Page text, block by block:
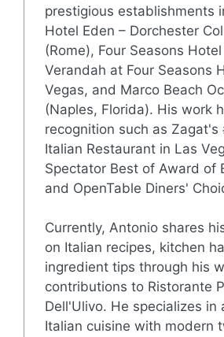
prestigious establishments
Hotel Eden – Dorchester
(Rome), Four Seasons
Verandah at Four Seasons
Vegas, and Marco Beach
(Naples, Florida). His work
recognition such as Zagat's
Italian Restaurant in Las
Spectator Best of Award of
and OpenTable Diners'
Currently, Antonio shares
on Italian recipes, kitchen
ingredient tips through his
contributions to Ristorante
Dell'Ulivo. He specializes in
Italian cuisine with modern